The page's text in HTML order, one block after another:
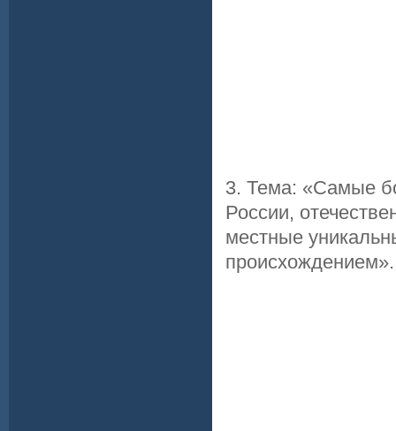
3. Тема: «Самые
России,
местные
происхождением».